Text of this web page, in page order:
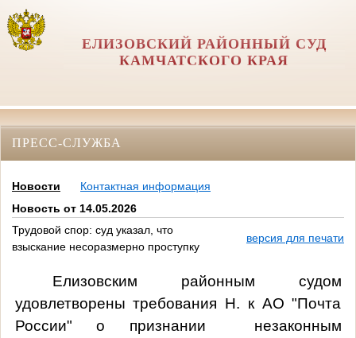
ЕЛИЗОВСКИЙ РАЙОННЫЙ СУД
КАМЧАТСКОГО КРАЯ
ПРЕСС-СЛУЖБА
Новости
Контактная информация
Новость от 14.05.2026
Трудовой спор: суд указал, что
взыскание несоразмерно проступку
версия для печати
Елизовским районным судом
удовлетворены требования Н. к АО "Почта
России" о признании незаконным